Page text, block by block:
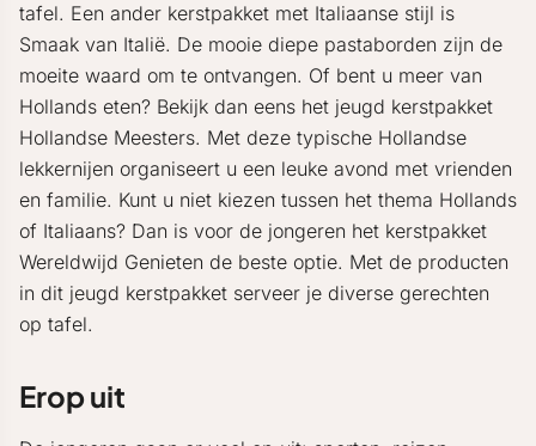
tafel. Een ander kerstpakket met Italiaanse stijl is
Smaak van Italië. De mooie diepe pastaborden zijn de
moeite waard om te ontvangen. Of bent u meer van
Hollands eten? Bekijk dan eens het jeugd kerstpakket
Hollandse Meesters. Met deze typische Hollandse
lekkernijen organiseert u een leuke avond met vrienden
en familie. Kunt u niet kiezen tussen het thema Hollands
of Italiaans? Dan is voor de jongeren het kerstpakket
Wereldwijd Genieten de beste optie. Met de producten
in dit jeugd kerstpakket serveer je diverse gerechten
op tafel.
Erop uit